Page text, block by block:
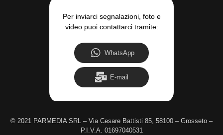
Per inviarci segnalazioni, foto e
video puoi contattarci tramite:
WhatsApp
E-mail
© 2021 PARMEDIA SRL – Via Cesare Battisti 85, 58100 – Grosseto –
P.I.V.A. 01697040531